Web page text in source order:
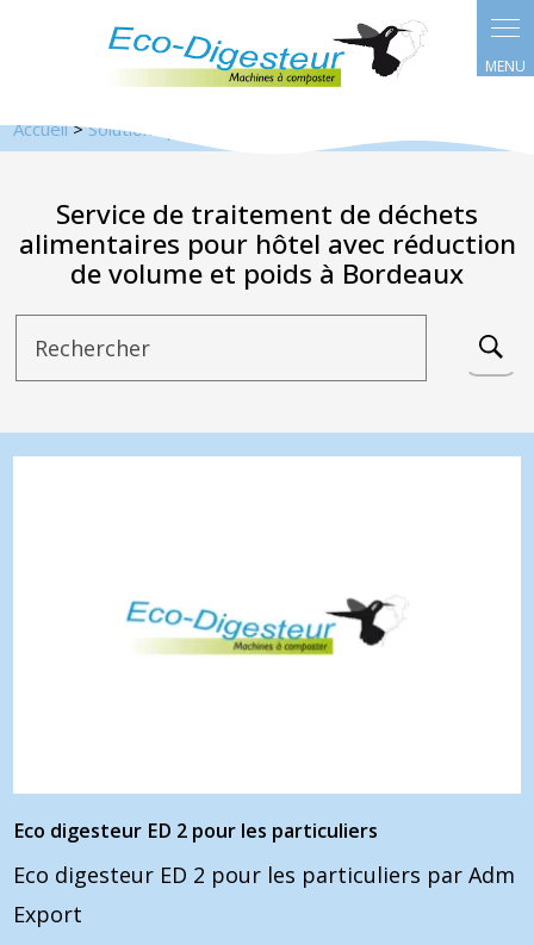
Accueil>Solutions pour les particuliers
Service de traitement de déchets
alimentaires pour hôtel avec réduction
de volume et poids à Bordeaux
Rechercher
Eco digesteur ED 2 pour les particuliers
Eco digesteur ED 2 pour les particuliers par Adm
Export